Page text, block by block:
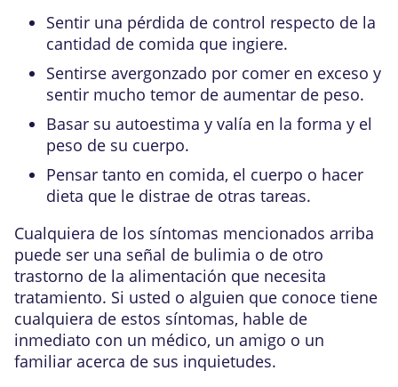
Sentir una pérdida de control respecto de la
cantidad de comida que ingiere.
Sentirse avergonzado por comer en exceso y
sentir mucho temor de aumentar de peso.
Basar su autoestima y valía en la forma y el
peso de su cuerpo.
Pensar tanto en comida, el cuerpo o hacer
dieta que le distrae de otras tareas.
Cualquiera de los síntomas mencionados arriba
puede ser una señal de bulimia o de otro
trastorno de la alimentación que necesita
tratamiento. Si usted o alguien que conoce tiene
cualquiera de estos síntomas, hable de
inmediato con un médico, un amigo o un
familiar acerca de sus inquietudes.